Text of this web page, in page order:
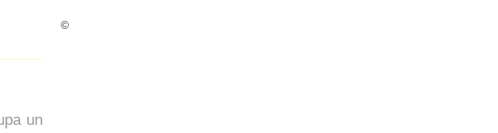
un
©